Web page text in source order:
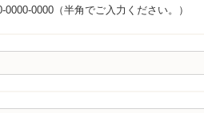
0000-0000（半角でご入力ください。）